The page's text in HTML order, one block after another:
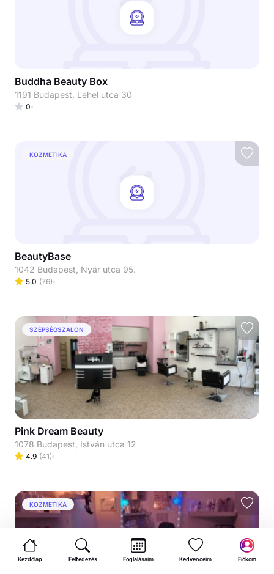
Buddha Beauty Box
1191 Budapest, Lehel utca 30
0
KOZMETIKA
BeautyBase
1042 Budapest, Nyár utca 95.
5.0 (76)
SZÉPSÉGSZALON
Pink Dream Beauty
1078 Budapest, István utca 12
4.9 (41)
KOZMETIKA
Kezdőlap Felfedezés Foglalásaim Kedvenceim Fiókom